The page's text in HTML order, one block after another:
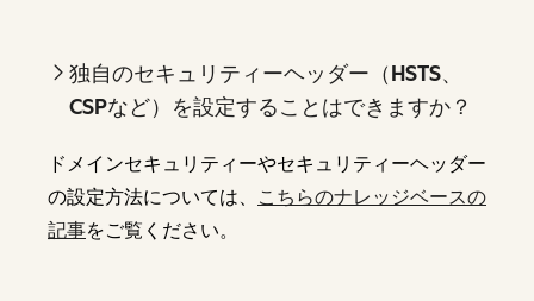
独自のセキュリティーヘッダー（HSTS、
CSPなど）を設定することはできますか？
ドメインセキュリティーやセキュリティーヘッダー
の設定方法については、
こちらのナレッジベースの
記事をご覧ください。